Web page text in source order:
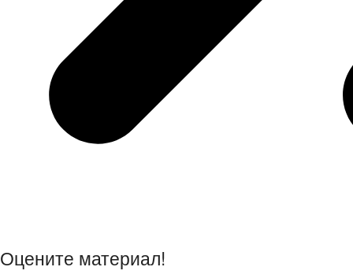
Оцените материал!